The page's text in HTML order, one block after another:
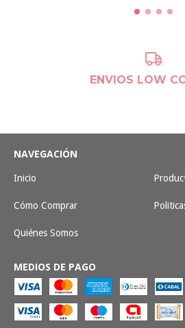
ENVIOS LOW
NAVEGACIÓN
Inicio
Cómo Comprar
Quiénes Somos
MEDIOS DE PAGO